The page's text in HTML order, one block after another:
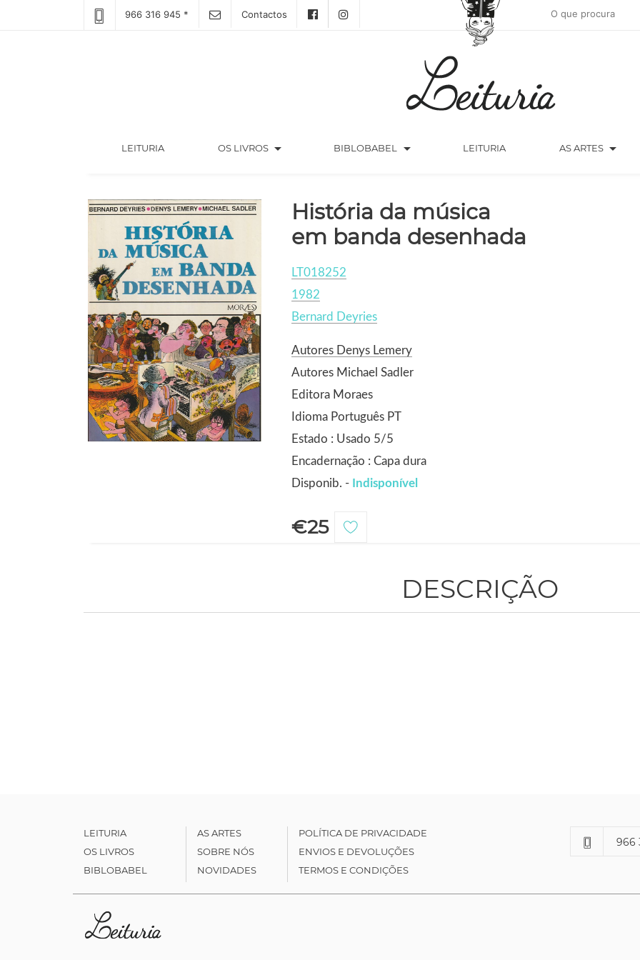
966 316 945 * Contactos
LEITURIA(CURRENT) OS LIVROS arrow_drop_down BIBLOBABEL arrow_drop_down LEITURIA AS ARTES arrow_drop_down
História da música
em banda desenhada
LT018252
1982
Bernard Deyries
Autores Denys Lemery
Autores Michael Sadler
Editora Moraes
Idioma Português PT
Estado : Usado 5/5
Encadernação : Capa dura
Disponib. - Indisponível
€25
DESCRIÇÃO
LEITURIA
OS LIVROS
BIBLOBABEL
AS ARTES
SOBRE NÓS
NOVIDADES
POLÍTICA DE PRIVACIDADE
ENVIOS E DEVOLUÇÕES
TERMOS E CONDIÇÕES
966